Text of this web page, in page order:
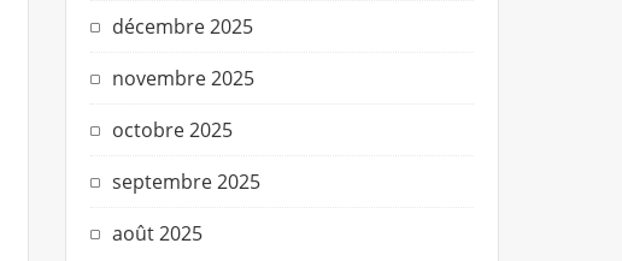
décembre 2025
novembre 2025
octobre 2025
septembre 2025
août 2025